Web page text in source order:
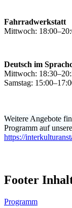
Fahrradwerkstatt
Mittwoch:
Deutsch im
Mittwoch:
Samstag:
Weitere Angebote
Programm auf
https://
Footer
Programm